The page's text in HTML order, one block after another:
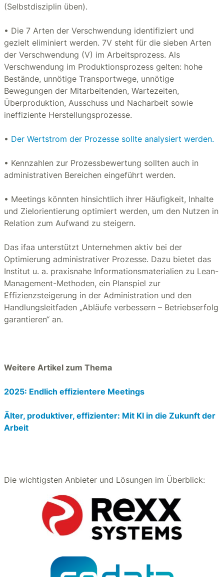
(Selbstdisziplin üben).
• Die 7 Arten der Verschwendung identifiziert und
gezielt eliminiert werden. 7V steht für die sieben Arten
der Verschwendung (V) im Arbeitsprozess. Als
Verschwendung im Produktionsprozess gelten: hohe
Bestände, unnötige Transportwege, unnötige
Bewegungen der Mitarbeitenden, Wartezeiten,
Überproduktion, Ausschuss und Nacharbeit sowie
ineffiziente Herstellungsprozesse.
• Der Wertstrom der Prozesse sollte analysiert werden.
• Kennzahlen zur Prozessbewertung sollten auch in
administrativen Bereichen eingeführt werden.
• Meetings könnten hinsichtlich ihrer Häufigkeit, Inhalte
und Zielorientierung optimiert werden, um den Nutzen in
Relation zum Aufwand zu steigern.
Das ifaa unterstützt Unternehmen aktiv bei der
Optimierung administrativer Prozesse. Dazu bietet das
Institut u. a. praxisnahe Informationsmaterialien zu Lean-
Management-Methoden, ein Planspiel zur
Effizienzsteigerung in der Administration und den
Handlungsleitfaden „Abläufe verbessern – Betriebserfolg
garantieren“ an.
Weitere Artikel zum Thema
2025: Endlich effizientere Meetings
Älter, produktiver, effizienter: Mit KI in die Zukunft der
Arbeit
Die wichtigsten Anbieter und Lösungen im Überblick: